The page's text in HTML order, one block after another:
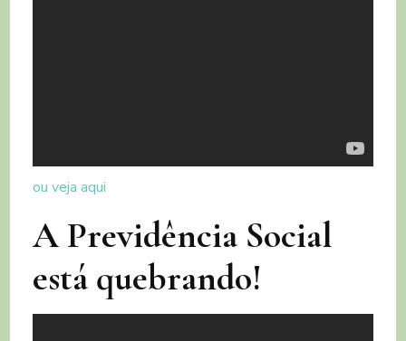
ou veja aqui
A Previdência Social
está quebrando!